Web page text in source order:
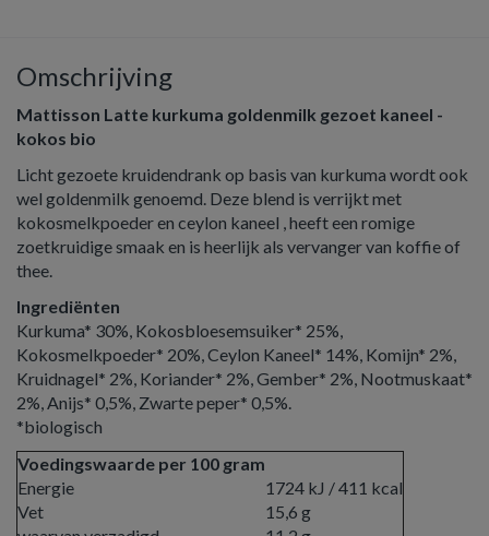
Omschrijving
Mattisson Latte kurkuma goldenmilk gezoet kaneel -
kokos bio
Licht gezoete kruidendrank op basis van kurkuma wordt ook
wel goldenmilk genoemd. Deze blend is verrijkt met
kokosmelkpoeder en ceylon kaneel , heeft een romige
zoetkruidige smaak en is heerlijk als vervanger van koffie of
thee.
Ingrediënten
Kurkuma* 30%, Kokosbloesemsuiker* 25%,
Kokosmelkpoeder* 20%, Ceylon Kaneel* 14%, Komijn* 2%,
Kruidnagel* 2%, Koriander* 2%, Gember* 2%, Nootmuskaat*
2%, Anijs* 0,5%, Zwarte peper* 0,5%.
*biologisch
Voedingswaarde per 100 gram
Energie
1724 kJ / 411 kcal
Vet
15,6 g